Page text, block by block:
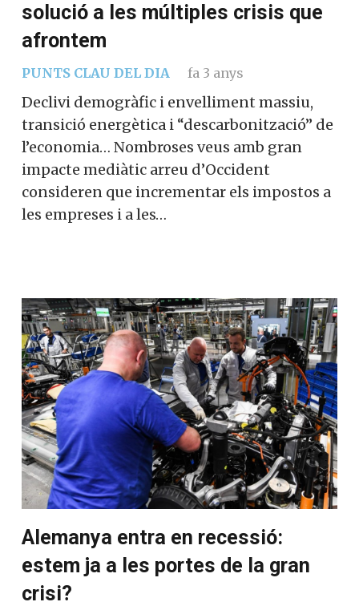
solució a les múltiples crisis que
afrontem
PUNTS CLAU DEL DIA fa 3 anys
Declivi demogràfic i envelliment massiu,
transició energètica i “descarbonització” de
l’economia… Nombroses veus amb gran
impacte mediàtic arreu d’Occident
consideren que incrementar els impostos a
les empreses i a les…
Alemanya entra en recessió:
estem ja a les portes de la gran
crisi?